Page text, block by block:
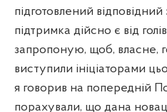
підготовлений
підтримка дійсно є від
запропоную, щоб, власне,
виступили ініціаторами
я говорив на попередній
порахували, що дана